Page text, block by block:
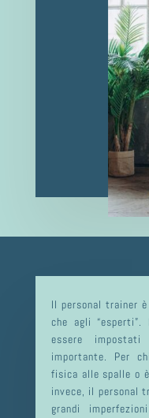
Il personal trainer
che agli
essere
importante. Per
fisica alle spalle o
invece, il personal
grandi